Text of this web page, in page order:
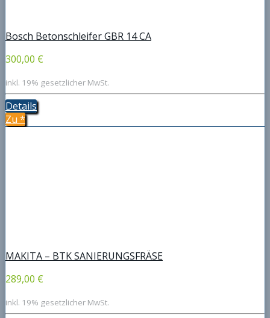
Bosch Betonschleifer GBR 14 CA
300,00 €
inkl. 19% gesetzlicher MwSt.
Details
Zu *
MAKITA – BTK SANIERUNGSFRÄSE
289,00 €
inkl. 19% gesetzlicher MwSt.